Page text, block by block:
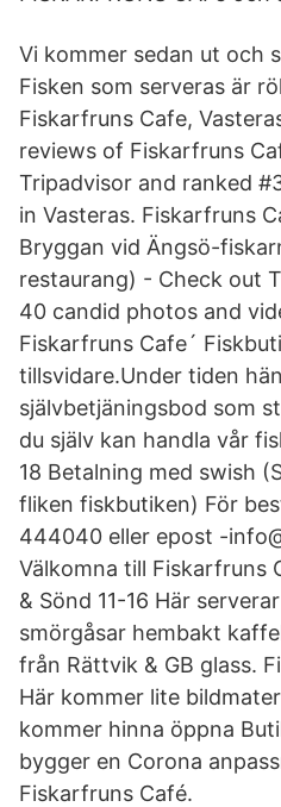
Vi kommer sedan ut och
Fisken som serveras är
Fiskarfruns Cafe,
reviews of Fiskarfruns
Tripadvisor and ranked
in Vasteras. Fiskarfruns
Bryggan vid Ängsö-
restaurang) - Check out
40 candid photos and
Fiskarfruns Cafe´
tillsvidare.Under tiden
självbetjäningsbod som
du själv kan handla vår
18 Betalning med swish
fliken fiskbutiken) För
444040 eller epost -
Välkomna till Fiskarfruns
& Sönd 11-16 Här
smörgåsar hembakt
från Rättvik & GB glass.
Här kommer lite
kommer hinna öppna
bygger en Corona
Fiskarfruns Café.